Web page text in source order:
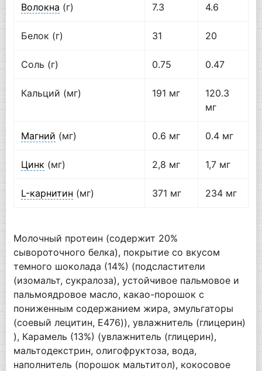
Волокна (г) 7.3 4.6
Белок (г) 31 20
Соль (г) 0.75 0.47
Кальций (мг) 191 мг
120.3
мг
Магний (мг) 0.6 мг 0.4 мг
Цинк (мг) 2,8 мг 1,7 мг
L-карнитин (мг) 371 мг 234 мг
Молочный протеин (содержит 20%
сывороточного белка), покрытие со вкусом
темного шоколада (14%) (подсластители
(изомальт, сукралоза), устойчивое пальмовое и
пальмоядровое масло, какао-порошок с
пониженным содержанием жира, эмульгаторы
(соевый лецитин, E476)), увлажнитель (глицерин)
), Карамель (13%) (увлажнитель (глицерин),
мальтодекстрин, олигофруктоза, вода,
наполнитель (порошок мальтитол), кокосовое